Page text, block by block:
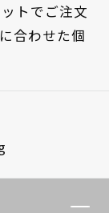
トでご注文
合わせた個